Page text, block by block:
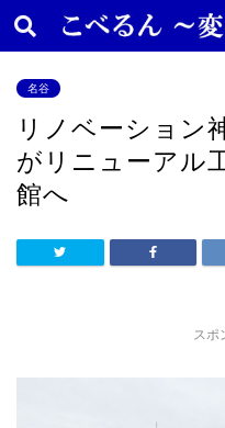
名谷
リノベーション
がリニューアル
館へ
スポ